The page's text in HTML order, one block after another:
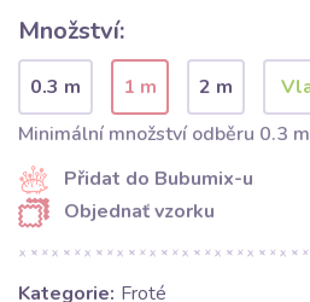
Množství:
0.3 m 1 m
2 m
Minimální množství odběru 0.3 m
Přidat do Bubumix-u
Objednať vzorku
Kategorie: Froté